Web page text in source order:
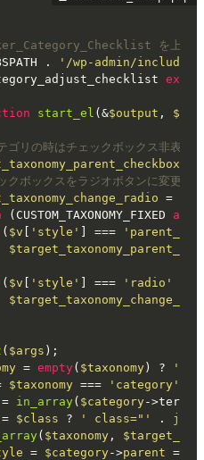
を上書き
.
'/wp-admin/
start_el ( &$output ,
リの時はチェックボックス非表示
ボックスをラジオボタンに変更
= [];
(CUSTOM_TAXONOMY_FIXED as
( $v 'style' ] ===
( $v 'style' ] === 'radio'
( $args );
= empty( $taxonomy ) ?
$taxonomy === 'category'
= in_array ( $category -
= $class ? ' class="' . join
( $taxonomy ,
= $category ->parent ===